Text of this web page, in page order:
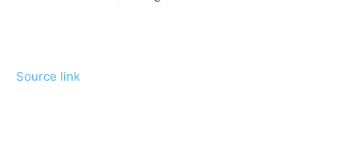
Source link